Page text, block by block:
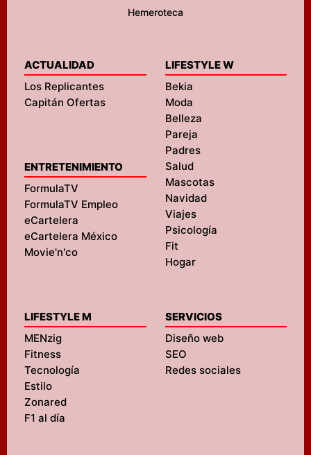
Hemeroteca
ACTUALIDAD
Los Replicantes
Capitán Ofertas
ENTRETENIMIENTO
FormulaTV
FormulaTV Empleo
eCartelera
eCartelera México
Movie'n'co
LIFESTYLE W
Bekia
Moda
Belleza
Pareja
Padres
Salud
Mascotas
Navidad
Viajes
Psicología
Fit
Hogar
LIFESTYLE M
MENzig
Fitness
Tecnología
Estilo
Zonared
F1 al día
SERVICIOS
Diseño web
SEO
Redes sociales